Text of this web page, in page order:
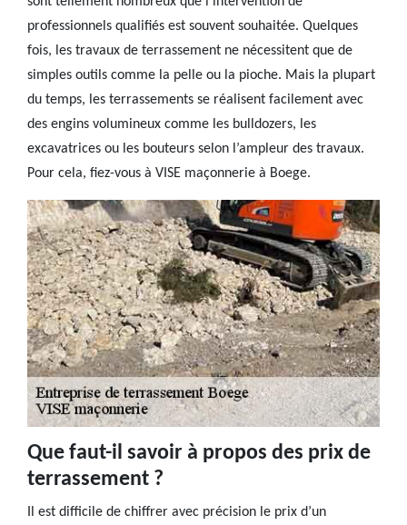
professionnels qualifiés est souvent souhaitée. Quelques
fois, les travaux de terrassement ne nécessitent que de
simples outils comme la pelle ou la pioche. Mais la plupart
du temps, les terrassements se réalisent facilement avec
des engins volumineux comme les bulldozers, les
excavatrices ou les bouteurs selon l’ampleur des travaux.
Pour cela, fiez-vous à VISE maçonnerie à Boege.
Que faut-il savoir à propos des prix de
terrassement ?
Il est difficile de chiffrer avec précision le prix d’un